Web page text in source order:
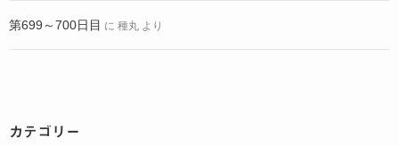
第699～700日目 に 種丸 より
カテゴリー